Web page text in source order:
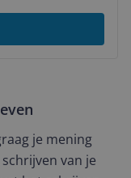
je mening
van je